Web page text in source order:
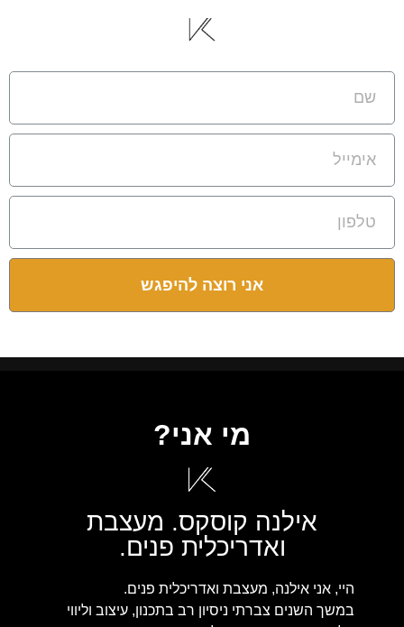
אני רוצה להיפגש
מי אני?
אילנה קוסקס. מעצבת
ואדריכלית פנים.
היי, אני אילנה, מעצבת ואדריכלית פנים.
במשך השנים צברתי ניסיון רב בתכנון, עיצוב וליווי